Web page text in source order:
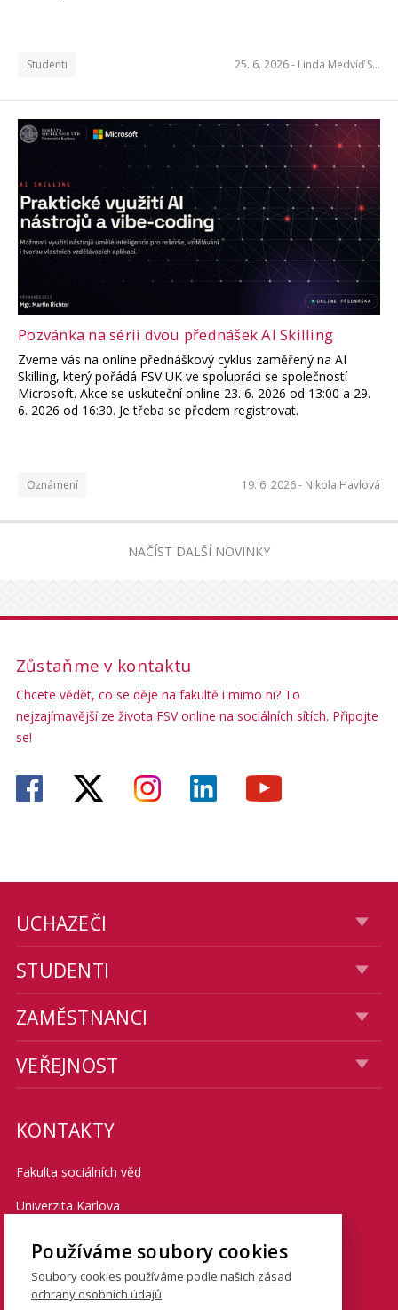
Studenti 25. 6. 2026 - Linda Medvíď S…
Pozvánka na sérii dvou přednášek AI Skilling
Zveme vás na online přednáškový cyklus zaměřený na AI
Skilling, který pořádá FSV UK ve spolupráci se společností
Microsoft. Akce se uskuteční online 23. 6. 2026 od 13:00 a 29.
6. 2026 od 16:30. Je třeba se předem registrovat.
Oznámení 19. 6. 2026 - Nikola Havlová
NAČÍST DALŠÍ NOVINKY
Zůstaňme v kontaktu
Chcete vědět, co se děje na fakultě i mimo ni? To
nejzajímavější ze života FSV online na sociálních sítích. Připojte
se!
UCHAZEČI
STUDENTI
ZAMĚSTNANCI
VEŘEJNOST
KONTAKTY
Fakulta sociálních věd
Univerzita Karlova
Smetanovo nábřeží 6
Praha 1 110 01
Používáme soubory cookies
Soubory cookies používáme podle našich zásad
ochrany osobních údajů.